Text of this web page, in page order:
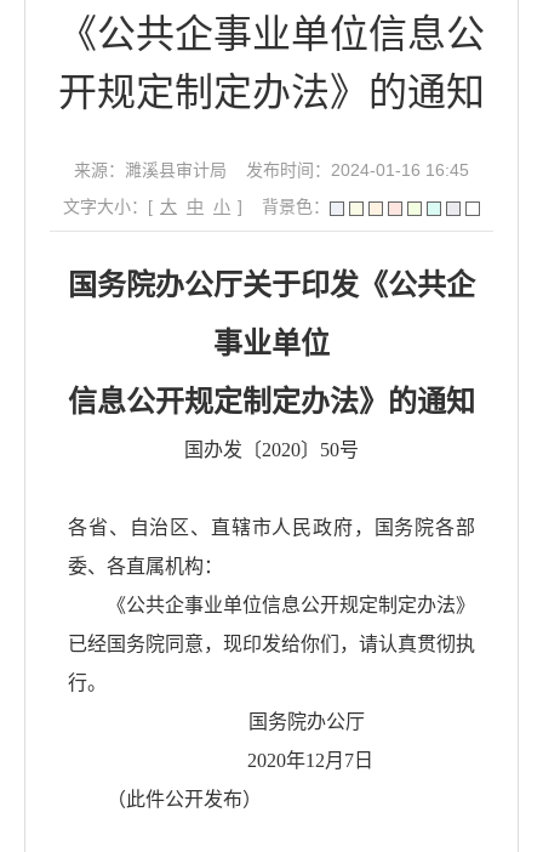
《公共企事业单位信息公
开规定制定办法》的通知
来源：濉溪县审计局
发布时间：2024-01-16 16:45
文字大小：[ 大 中 小 ] 背景色：
国务院办公厅关于印发《公共企
事业单位
信息公开规定制定办法》的通知
国办发〔2020〕50号
各省、自治区、直辖市人民政府，国务院各部
委、各直属机构：
《公共企事业单位信息公开规定制定办法》
已经国务院同意，现印发给你们，请认真贯彻执
行。
国务院办公厅
2020年12月7日
（此件公开发布）